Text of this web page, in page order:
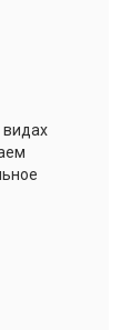
видах